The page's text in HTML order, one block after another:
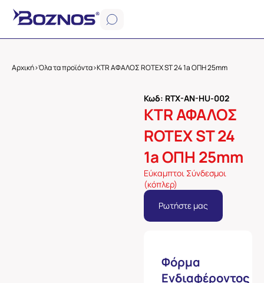
Αρχική>Όλα τα προϊόντα>KTR ΑΦΑΛΟΣ ROTEX ST 24 1a OΠΗ 25mm
Κωδ: RTX-AN-HU-002
KTR ΑΦΑΛΟΣ
ROTEX ST 24
1a OΠΗ 25mm
Εύκαμπτοι Σύνδεσμοι
(κόπλερ)
Ρωτήστε μας
Φόρμα
Ενδιαφέροντος